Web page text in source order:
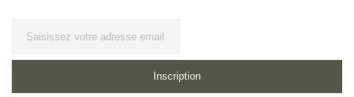
Inscription